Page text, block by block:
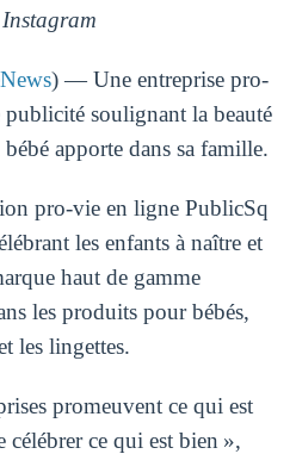
) — Une entreprise pro-
soulignant la beauté
apporte dans sa famille.
pro-vie en ligne PublicSq
les enfants à naître et
haut de gamme
les produits pour bébés,
les lingettes.
promeuvent ce qui est
célébrer ce qui est bien »,